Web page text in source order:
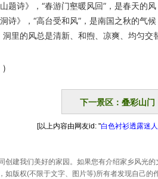
题诗》，“春游门壑暖风回”，是春天的
诗》，“高台受和风”，是南国之秋的气
里的风总是清新、和煦、凉爽、均匀交
)
下一景区：叠彩山门
[以上内容由网友id: "白色衬衫透露迷
创建我们美好的家园。如果您有介绍家乡风光的
如版权(不限于文字、图片等)所有者发现自己